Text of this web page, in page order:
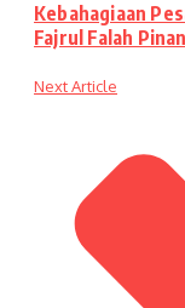
Kebahagiaan
Fajrul Falah
Next Article